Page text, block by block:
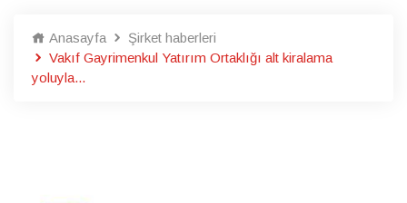
Anasayfa
Şirket haberleri
Vakıf Gayrimenkul Yatırım Ortaklığı alt kiralama
yoluyla...